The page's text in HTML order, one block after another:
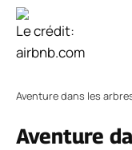
Le crédit:
airbnb.com
Aventure dans les
Aventure